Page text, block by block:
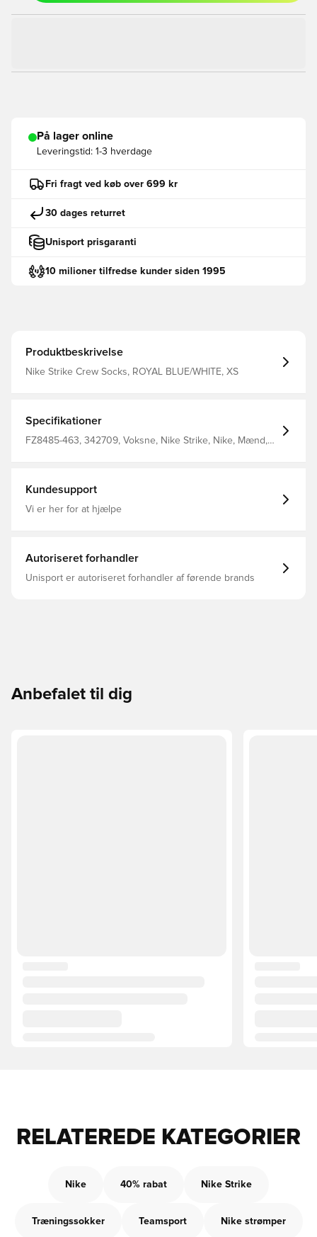
På lager online
Leveringstid: 1-3 hverdage
Fri fragt ved køb over 699 kr
30 dages returret
Unisport prisgaranti
10 milioner tilfredse kunder siden 1995
Produktbeskrivelse
Nike Strike Crew Socks, ROYAL BLUE/WHITE, XS
Specifikationer
FZ8485-463, 342709, Voksne, Nike Strike, Nike, Mænd,
Kundesupport
Vi er her for at hjælpe
Autoriseret forhandler
Unisport er autoriseret forhandler af førende brands
Anbefalet til dig
RELATEREDE KATEGORIER
Nike 40% rabat Nike Strike
Træningssokker Teamsport Nike strømper